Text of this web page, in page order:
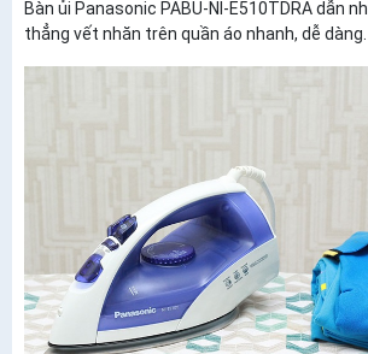
Bàn ủi Panasonic PABU-NI-E510TDRA dẫn
thẳng vết nhăn trên quần áo nhanh, dễ dàng.